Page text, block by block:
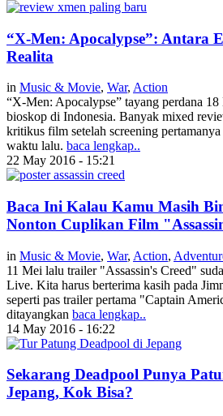
“X-Men: Apocalypse”: Antara
Realita
in Music & Movie, War, Action
“X-Men: Apocalypse” tayang perdana
bioskop di Indonesia. Banyak mixed
kritikus film setelah screening
waktu lalu. baca lengkap..
22 May 2016 - 15:21
Baca Ini Kalau Kamu Masih
Nonton Cuplikan Film
in Music & Movie, War, Action,
11 Mei lalu trailer "Assassin's Creed"
Live. Kita harus berterima kasih pada
seperti pas trailer pertama "Captain
ditayangkan baca lengkap..
14 May 2016 - 16:22
Sekarang Deadpool Punya
Jepang, Kok Bisa?